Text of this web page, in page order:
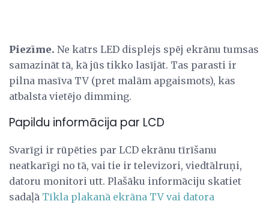
Piezīme. Ne katrs LED displejs spēj ekrānu tumsas
samazināt tā, kā jūs tikko lasījāt. Tas parasti ir
pilna masīva TV (pret malām apgaismots), kas
atbalsta vietējo dimming.
Papildu informācija par LCD
Svarīgi ir rūpēties par LCD ekrānu tīrīšanu
neatkarīgi no tā, vai tie ir televizori, viedtālruņi,
datoru monitori utt. Plašāku informāciju skatiet
sadaļā Tīkla plakanā ekrāna TV vai datora